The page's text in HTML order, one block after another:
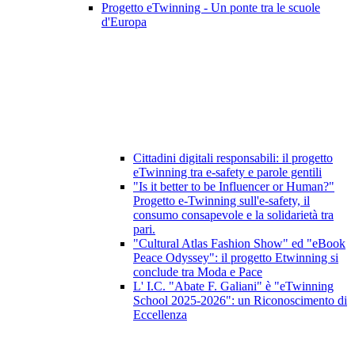
Progetto eTwinning - Un ponte tra le scuole
d'Europa
Cittadini digitali responsabili: il progetto
eTwinning tra e-safety e parole gentili
"Is it better to be Influencer or Human?"
Progetto e-Twinning sull'e-safety, il
consumo consapevole e la solidarietà tra
pari.
"Cultural Atlas Fashion Show" ed "eBook
Peace Odyssey": il progetto Etwinning si
conclude tra Moda e Pace
L' I.C. "Abate F. Galiani" è "eTwinning
School 2025-2026": un Riconoscimento di
Eccellenza